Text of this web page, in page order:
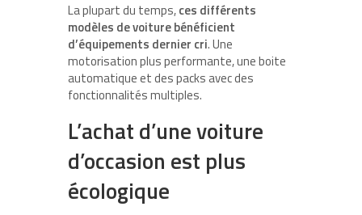
La plupart du temps,ces différents
modèles de voiture bénéficient
d’équipements dernier cri. Une
motorisation plus performante, une boite
automatique et des packs avec des
fonctionnalités multiples.
L’achat d’une voiture
d’occasion est plus
écologique